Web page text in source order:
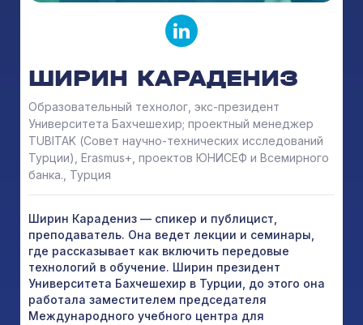
ШИРИН КАРАДЕНИЗ
Образовательный технолог, экс-президент
Университета Бахчешехир; проектный менеджер
TUBITAK (Совет научно-технических исследований
Турции), Erasmus+, проектов ЮНИСЕФ и Всемирного
банка., Турция
Ширин Карадениз — спикер и публицист,
преподаватель. Она ведет лекции и семинары,
где рассказывает как включить передовые
технологий в обучение. Ширин президент
Университета Бахчешехир в Турции, до этого она
работала заместителем председателя
Международного учебного центра для